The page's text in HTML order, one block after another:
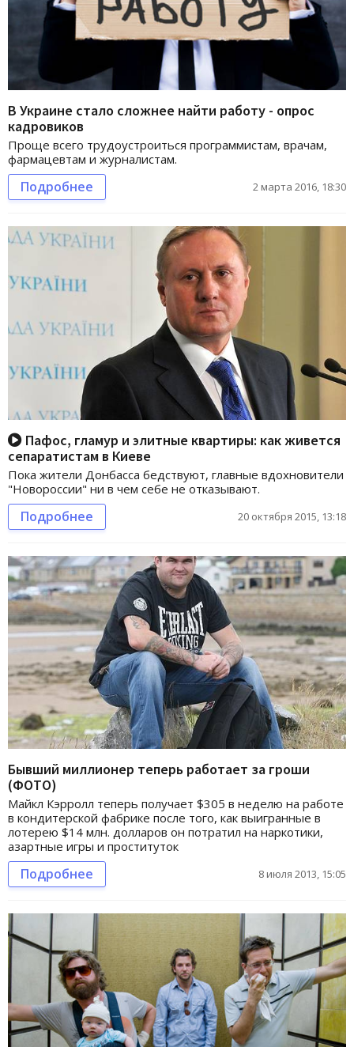
В Украине стало сложнее найти работу - опрос
кадровиков
Проще всего трудоустроиться программистам, врачам,
фармацевтам и журналистам.
Подробнее 2 марта 2016, 18:30
Пафос, гламур и элитные квартиры: как живется
сепаратистам в Киеве
Пока жители Донбасса бедствуют, главные вдохновители
"Новороссии" ни в чем себе не отказывают.
Подробнее 20 октября 2015, 13:18
Бывший миллионер теперь работает за гроши
(ФОТО)
Майкл Кэрролл теперь получает $305 в неделю на работе
в кондитерской фабрике после того, как выигранные в
лотерею $14 млн. долларов он потратил на наркотики,
азартные игры и проституток
Подробнее 8 июля 2013, 15:05